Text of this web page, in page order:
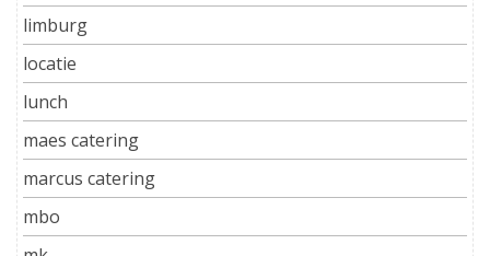
limburg
locatie
lunch
maes catering
marcus catering
mbo